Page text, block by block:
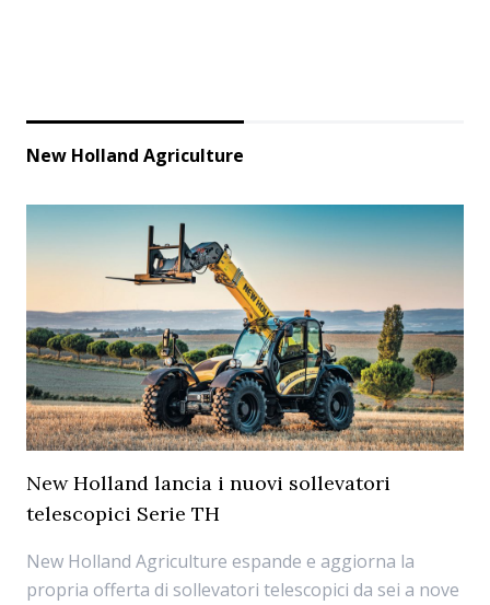
New Holland Agriculture
New Holland lancia i nuovi sollevatori
telescopici Serie TH
New Holland Agriculture espande e aggiorna la
propria offerta di sollevatori telescopici da sei a nove